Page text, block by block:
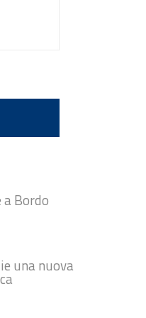
Bordo
una nuova